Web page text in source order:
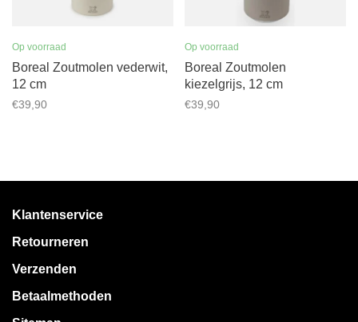
Op voorraad
Boreal Zoutmolen vederwit,
12 cm
€39,90
Op voorraad
Boreal Zoutmolen
kiezelgrijs, 12 cm
€39,90
Klantenservice
Retourneren
Verzenden
Betaalmethoden